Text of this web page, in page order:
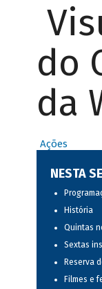
do
da
Ações
NESTA
História
Quintas
Sextas
Reserva
Filmes e